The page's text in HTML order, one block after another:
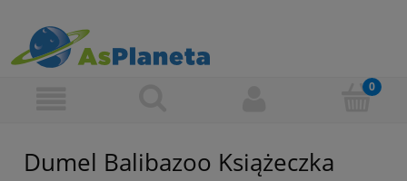
Dumel Balibazoo Książeczka